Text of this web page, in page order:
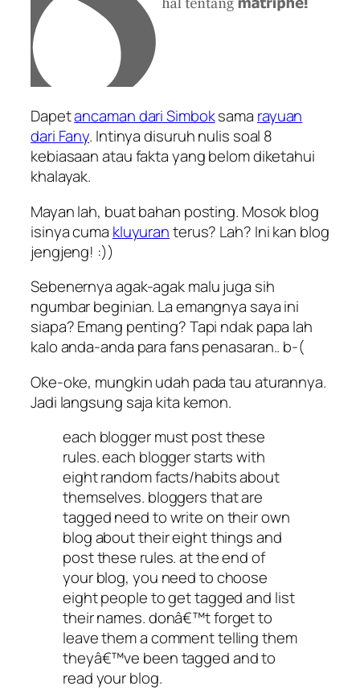
Dapetancaman dari Simboksama rayuan
dari Fany. Intinya disuruh nulis soal 8
kebiasaan atau fakta yang belom diketahui
khalayak.
Mayan lah, buat bahan posting. Mosok blog
isinya cuma kluyuranterus? Lah? Ini kan blog
jengjeng! :))
Sebenernya agak-agak malu juga sih
ngumbar beginian. La emangnya saya ini
siapa? Emang penting? Tapi ndak papa lah
kalo anda-anda para fans penasaran.. b-(
Oke-oke, mungkin udah pada tau aturannya.
Jadi langsung saja kita kemon.
each blogger must post these
rules. each blogger starts with
eight random facts/habits about
themselves. bloggers that are
tagged need to write on their own
blog about their eight things and
post these rules. at the end of
your blog, you need to choose
eight people to get tagged and list
their names. donâ€™t forget to
leave them a comment telling them
theyâ€™ve been tagged and to
read your blog.